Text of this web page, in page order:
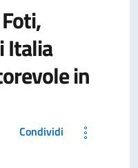
Italia
in
Condividi